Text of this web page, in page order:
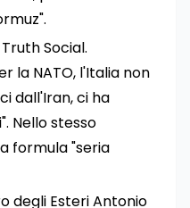
Social.
la NATO, l'Italia non
dall'Iran, ci ha
Nello stesso
formula "seria
degli Esteri Antonio